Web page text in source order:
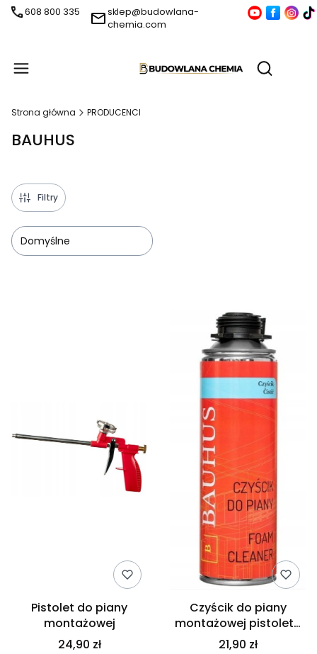
608 800 335
sklep@budowlana-
chemia.com
Otwórz
Strona główna PRODUCENCI
BAUHUS
Filtry
Domyślne
Pistolet do piany
montażowej
24,90 zł
Czyścik do piany
montażowej pistoletu
pianki 500ml Bauhus
21,90 zł